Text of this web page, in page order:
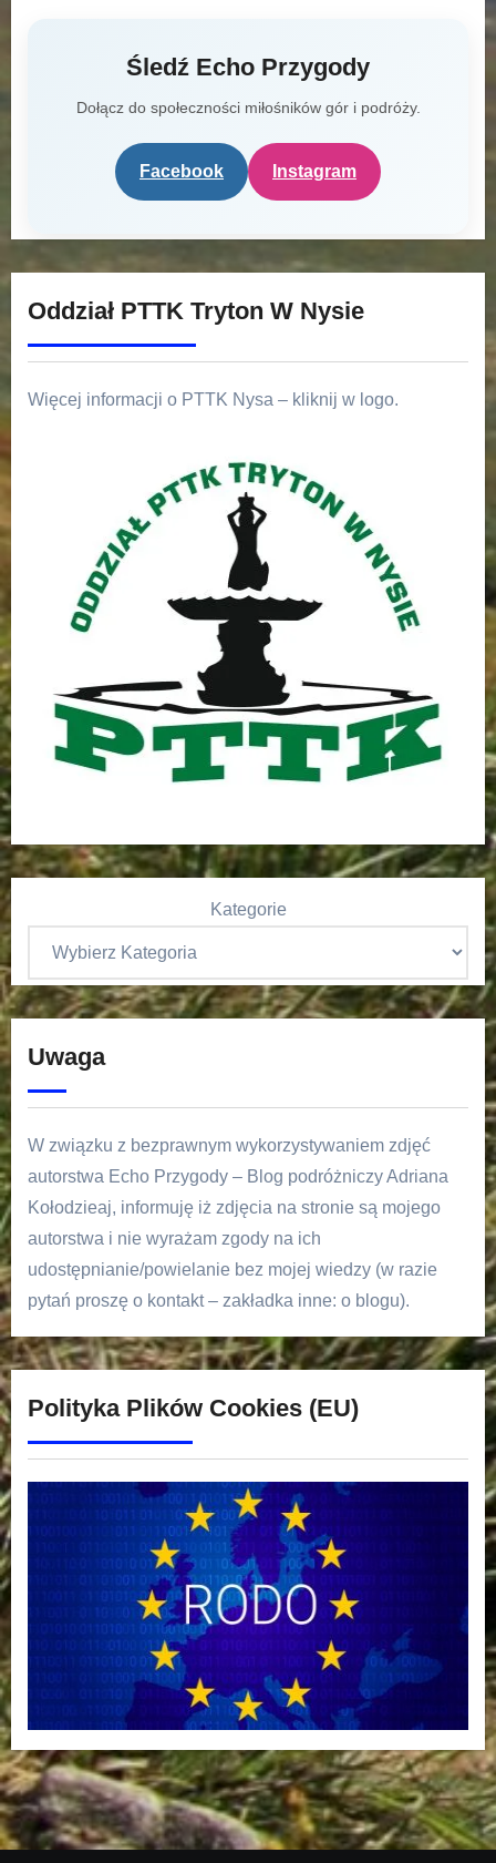
Śledź Echo Przygody
Dołącz do społeczności miłośników gór i podróży.
Facebook Instagram
Oddział PTTK Tryton W Nysie
Więcej informacji o PTTK Nysa – kliknij w logo.
Kategorie
Uwaga
W związku z bezprawnym wykorzystywaniem zdjęć
autorstwa Echo Przygody – Blog podróżniczy Adriana
Kołodzieaj, informuję iż zdjęcia na stronie są mojego
autorstwa i nie wyrażam zgody na ich
udostępnianie/powielanie bez mojej wiedzy (w razie
pytań proszę o kontakt – zakładka inne: o blogu).
Polityka Plików Cookies (EU)